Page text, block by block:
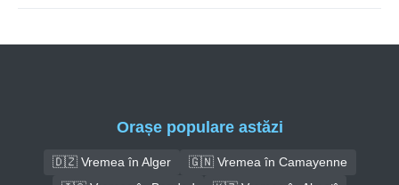
Orașe populare astăzi
🇩🇿 Vremea în Alger
🇬🇳 Vremea în Camayenne